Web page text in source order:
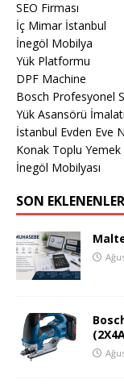
SEO Firması
İç Mimar İstanbul
İnegöl Mobilya
Yük Platformu
DPF Machine
Bosch Profesyonel
Yük Asansörü İmalatı
İstanbul Evden Eve
Konak Toplu Yemek
İnegöl Mobilyası
SON EKLENENLER